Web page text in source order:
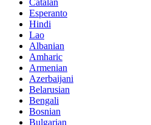
Catalan
Esperanto
Hindi
Lao
Albanian
Amharic
Armenian
Azerbaijani
Belarusian
Bengali
Bosnian
Bulgarian